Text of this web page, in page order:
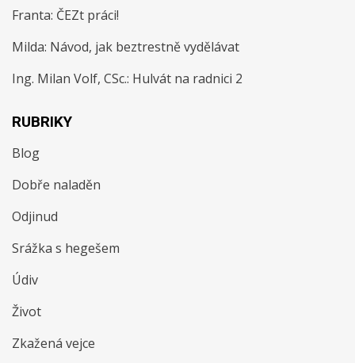
Franta: ČEZt práci!
Milda: Návod, jak beztrestně vydělávat
Ing. Milan Volf, CSc.: Hulvát na radnici 2
RUBRIKY
Blog
Dobře naladěn
Odjinud
Srážka s hegešem
Údiv
Život
Zkažená vejce